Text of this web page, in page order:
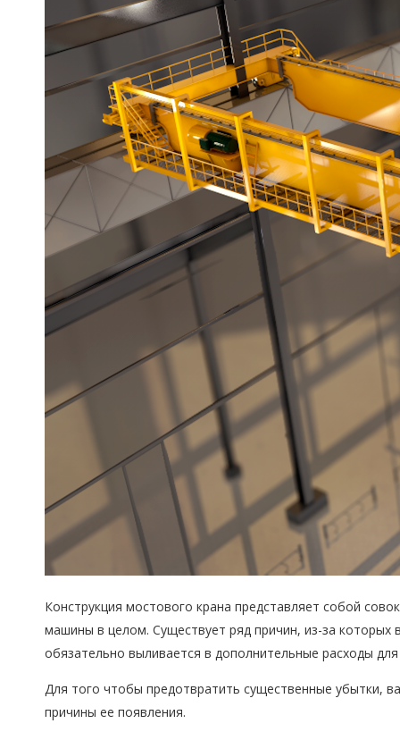
Конструкция мостового крана представляет собой
машины в целом. Существует ряд причин, из-за
обязательно выливается в дополнительные расходы
Для того чтобы предотвратить существенные убытки,
причины ее появления.